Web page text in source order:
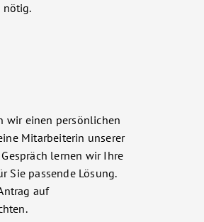
nötig.
wir einen persönlichen
Mitarbeiterin unserer
lernen wir Ihre
Sie passende Lösung.
auf